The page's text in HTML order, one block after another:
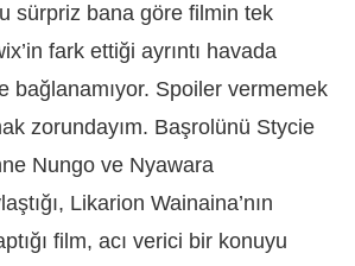
sürpriz bana göre filmin tek
fark ettiği ayrıntı havada
bağlanamıyor. Spoiler vermemek
zorundayım. Başrolünü Stycie
Nungo ve Nyawara
Likarion Wainaina’nın
film, acı verici bir konuyu